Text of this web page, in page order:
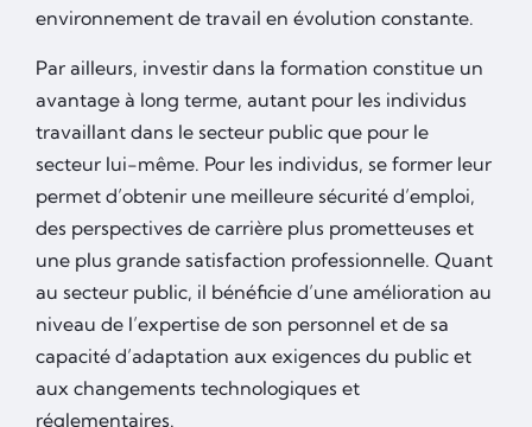
environnement de travail en évolution constante.
Par ailleurs, investir dans la formation constitue un
avantage à long terme, autant pour les individus
travaillant dans le secteur public que pour le
secteur lui-même. Pour les individus, se former leur
permet d’obtenir une meilleure sécurité d’emploi,
des perspectives de carrière plus prometteuses et
une plus grande satisfaction professionnelle. Quant
au secteur public, il bénéficie d’une amélioration au
niveau de l’expertise de son personnel et de sa
capacité d’adaptation aux exigences du public et
aux changements technologiques et
réglementaires.